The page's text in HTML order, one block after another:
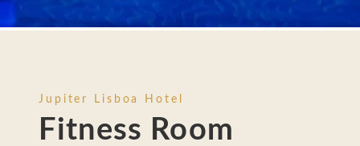
Jupiter Lisboa Hotel
Fitness Room